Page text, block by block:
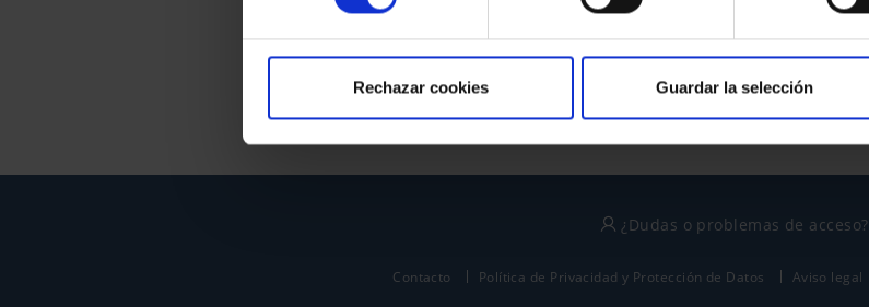
Rechazar cookies Guardar la selección
política de privacidad
y términos del servicio
¿Dudas o problemas de acceso?
Contacto Política de Privacidad y Protección de Datos Aviso legal